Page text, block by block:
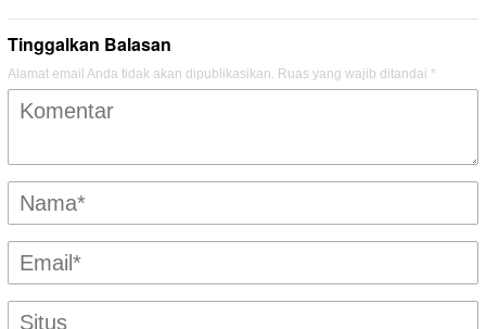
Tinggalkan Balasan
Alamat email Anda tidak akan dipublikasikan. Ruas yang wajib ditandai *